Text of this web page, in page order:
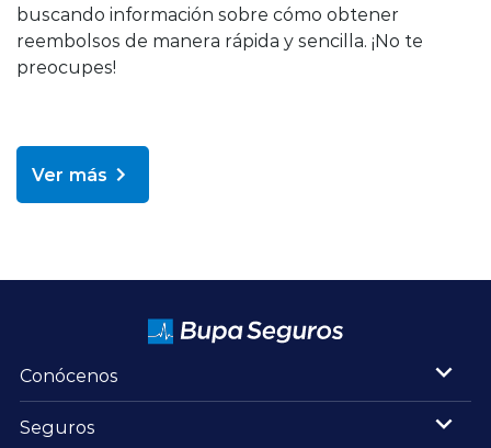
buscando información sobre cómo obtener
reembolsos de manera rápida y sencilla. ¡No te
preocupes!
Ver más
Conócenos
Seguros